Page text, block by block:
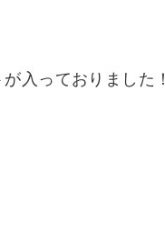
入っておりました！